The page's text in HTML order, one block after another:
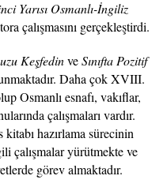
Yarısı Osmanlı-İngiliz
çalışmasını gerçekleştirdi.
KeşfedinveSınıfta Pozitif
Daha çok XVIII.
Osmanlı esnafı, vakıflar,
çalışmaları vardır.
hazırlama sürecinin
çalışmalar yürütmekte ve
görev almaktadır.